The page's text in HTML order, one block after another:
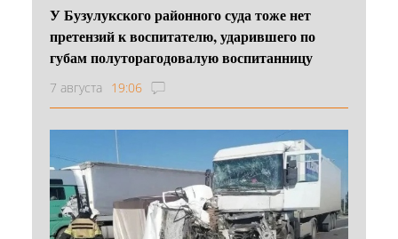
У Бузулукского районного суда тоже нет
претензий к воспитателю, ударившего по
губам полуторагодовалую воспитанницу
7 августа 19:06